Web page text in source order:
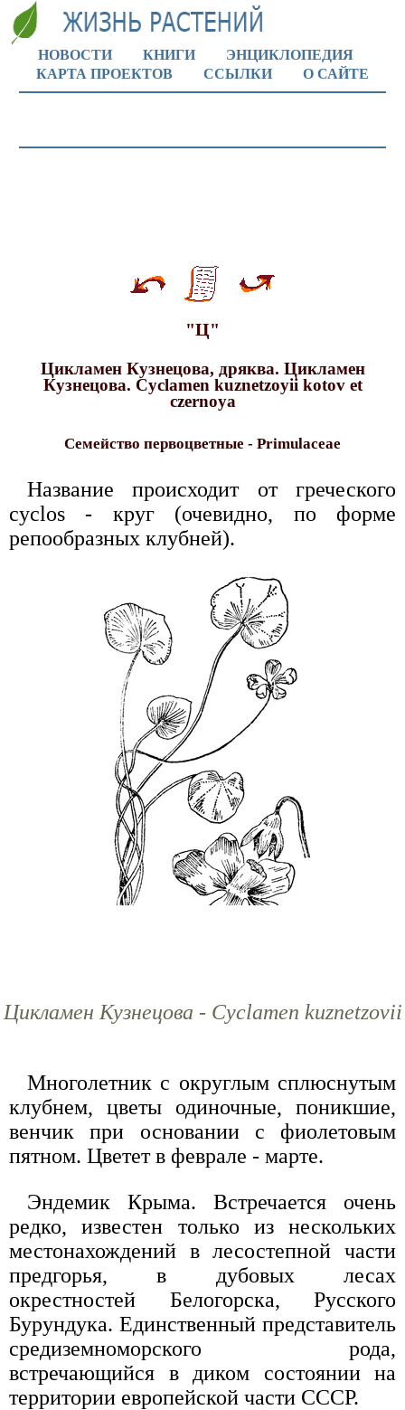
НОВОСТИ КНИГИ
ЭНЦИКЛОПЕДИЯ
КАРТА ПРОЕКТОВ
ССЫЛКИ О САЙТЕ
"Ц"
Цикламен Кузнецова, дряква. Цикламен
Кузнецова. Cyclamen kuznetzoyii kotov et
czernoya
Семейство первоцветные - Primulaceae
Название происходит от греческого
cyclos - круг (очевидно, по форме
репообразных клубней).
Цикламен Кузнецова - Cyclamen kuznetzovii
Многолетник с округлым сплюснутым
клубнем, цветы одиночные, поникшие,
венчик при основании с фиолетовым
пятном. Цветет в феврале - марте.
Эндемик Крыма. Встречается очень
редко, известен только из нескольких
местонахождений в лесостепной части
предгорья, в дубовых лесах
окрестностей Белогорска, Русского
Бурундука. Единственный представитель
средиземноморского рода,
встречающийся в диком состоянии на
территории европейской части СССР.